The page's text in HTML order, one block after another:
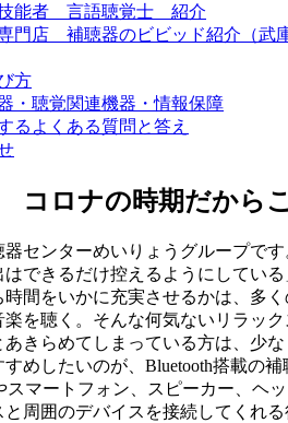
能者 言語聴覚士 紹介
門店 補聴器のビビッド紹介（武庫
方
・聴覚関連機器・情報保障
るよくある質問と答え
コロナの時期だから
センターめいりょうグループです
はできるだけ控えるようにしてい
間をいかに充実させるかは、多く
を聴く。そんな何気ないリラッ
きらめてしまっている方は、少
めしたいのが、Bluetooth搭載の補
スマートフォン、スピーカー、ヘ
周囲のデバイスを接続してくれる